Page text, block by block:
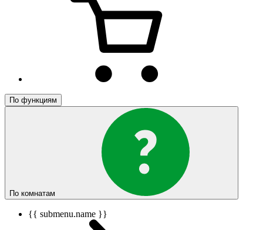
По функциям
По комнатам
{{ submenu.name }}